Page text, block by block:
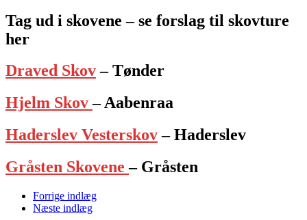
Tag ud i skovene – se forslag til skovture
her
Draved Skov– Tønder
Hjelm Skov– Aabenraa
Haderslev Vesterskov– Haderslev
Gråsten Skovene– Gråsten
Forrige indlæg
Næste indlæg